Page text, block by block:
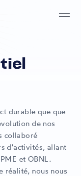
durable que que
de nos
collaboré
d'activités, allant
et OBNL.
réalité, nous nous